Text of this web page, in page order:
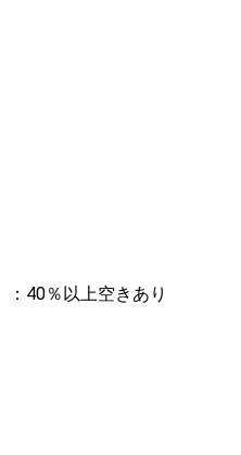
：40％以上空きあり